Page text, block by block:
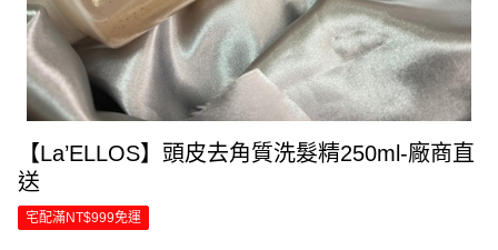
【La’ELLOS】頭皮去角質洗髮精250ml-廠商直
送
宅配滿NT$999免運